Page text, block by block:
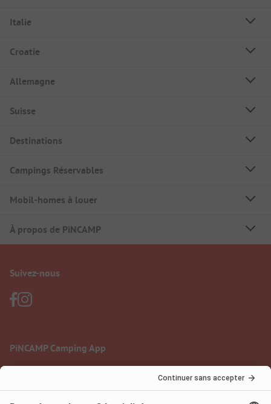
Italie
Croatie
Allemagne
Suisse
Destinations
Campings Réservables
Mobil-homes à louer
À propos de PiNCAMP
Suivez-nous
PiNCAMP Camping App